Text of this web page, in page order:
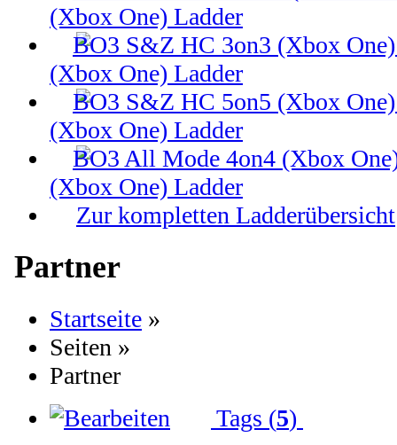
(Xbox One) Ladder
(Xbox One) Ladder
(Xbox One) Ladder
(Xbox One) Ladder
Zur kompletten Ladderübersicht
Partner
Startseite »
Seiten »
Partner
Tags (5)